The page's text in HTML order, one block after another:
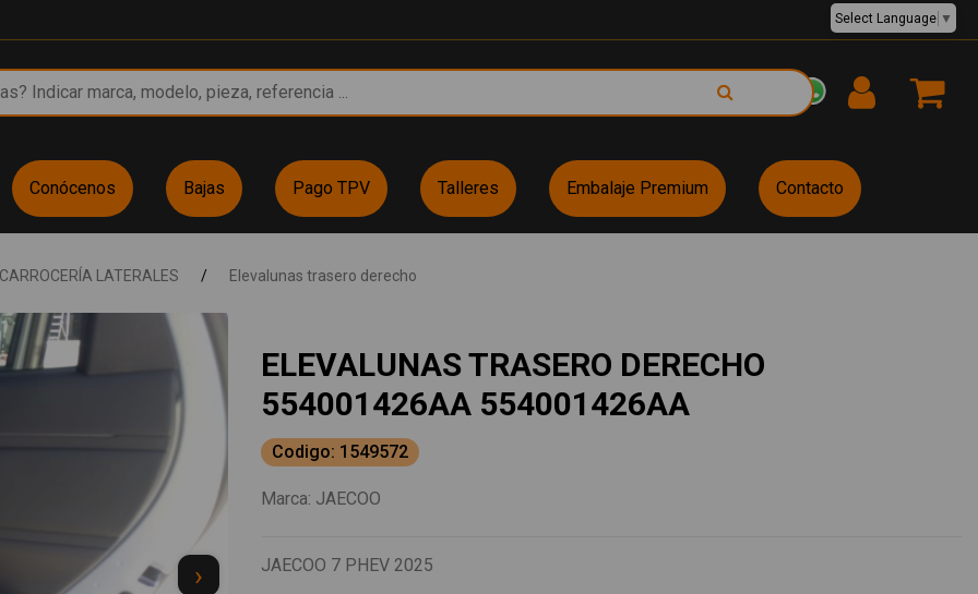
EUR €
Select Language ▼
Conócenos Bajas Pago TPV Talleres Embalaje Premium Contacto
CARROCERÍA LATERALES / Elevalunas trasero derecho
›
ELEVALUNAS TRASERO DERECHO
554001426AA 554001426AA
Codigo: 1549572
Marca: JAECOO
JAECOO 7 PHEV 2025